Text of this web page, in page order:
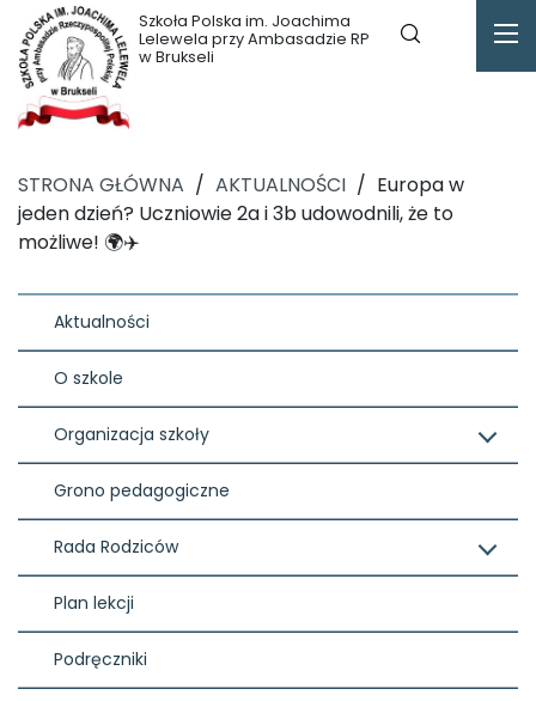
Szkoła Polska im. Joachima
Lelewela przy Ambasadzie RP
w Brukseli
STRONA GŁÓWNA / AKTUALNOŚCI / Europa w
jeden dzień? Uczniowie 2a i 3b udowodnili, że to
możliwe! 🌍✈️
Aktualności
O szkole
Organizacja szkoły
Grono pedagogiczne
Rada Rodziców
Plan lekcji
Podręczniki